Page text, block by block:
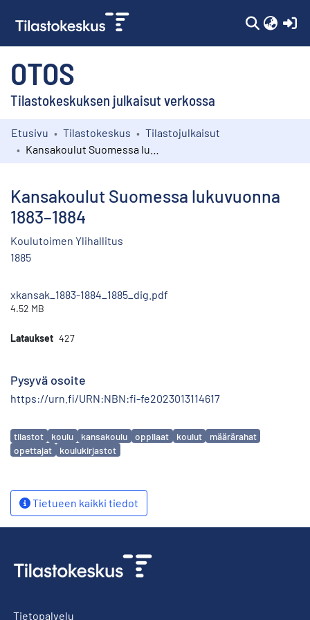
OTOS
Tilastokeskuksen julkaisut verkossa
Kokoelmat
Etusivu Tilastokeskus
Tilastojulkaisut
Kansakoulut Suomessa lukuvuonna
1883–1884
Koulutoimen Ylihallitus
1885
xkansak_1883-1884_1885_dig.pdf
4.52 MB
Lataukset 427
Pysyvä osoite
https://urn.fi/URN:NBN:fi-fe2023013114617
Avainsanat
tilastot koulu kansakoulu oppilaat koulut
määrärahat
opettajat
koulukirjastot
Tietueen kaikki tiedot
Tietopalvelu